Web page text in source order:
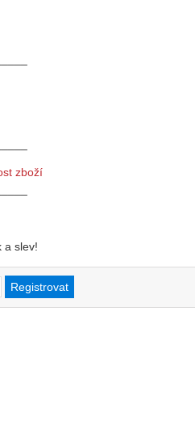
a slev!